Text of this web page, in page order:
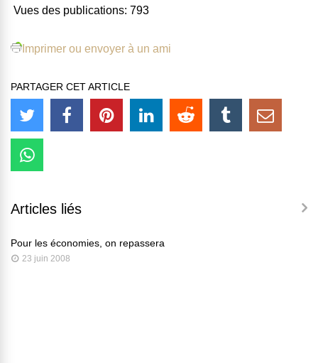
Vues des publications: 793
Imprimer ou envoyer à un ami
PARTAGER CET ARTICLE
Articles liés
Pour les économies, on repassera
23 juin 2008